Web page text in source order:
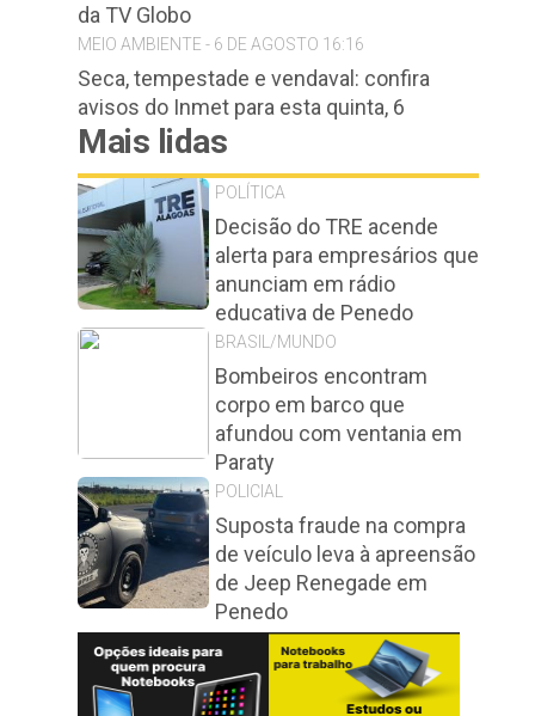
da TV Globo
MEIO AMBIENTE - 6 DE AGOSTO 16:16
Seca, tempestade e vendaval: confira
avisos do Inmet para esta quinta, 6
Mais lidas
POLÍTICA
Decisão do TRE acende
alerta para empresários que
anunciam em rádio
educativa de Penedo
BRASIL/MUNDO
Bombeiros encontram
corpo em barco que
afundou com ventania em
Paraty
POLICIAL
Suposta fraude na compra
de veículo leva à apreensão
de Jeep Renegade em
Penedo